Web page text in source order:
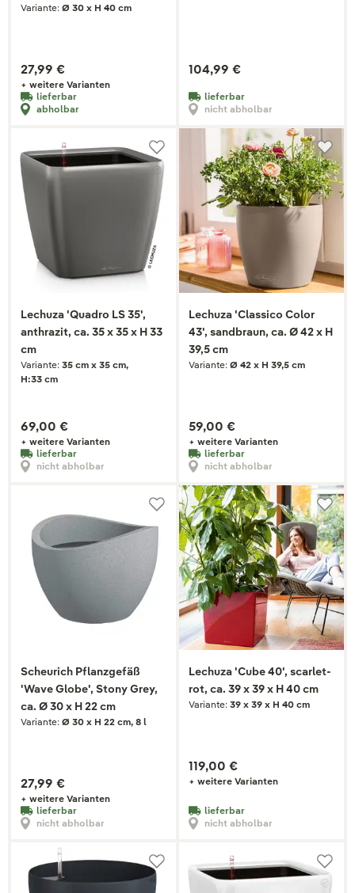
Variante: Ø 30 x H 40 cm
27,99 €
+ weitere Varianten
lieferbar
abholbar
104,99 €
lieferbar
nicht abholbar
Lechuza 'Quadro LS 35',
anthrazit, ca. 35 x 35 x H 33
cm
Variante: 35 cm x 35 cm,
H:33 cm
69,00 €
+ weitere Varianten
lieferbar
nicht abholbar
Lechuza 'Classico Color
43', sandbraun, ca. Ø 42 x H
39,5 cm
Variante: Ø 42 x H 39,5 cm
59,00 €
+ weitere Varianten
lieferbar
nicht abholbar
Scheurich Pflanzgefäß
'Wave Globe', Stony Grey,
ca. Ø 30 x H 22 cm
Variante: Ø 30 x H 22 cm, 8 l
27,99 €
+ weitere Varianten
lieferbar
nicht abholbar
Lechuza 'Cube 40', scarlet-
rot, ca. 39 x 39 x H 40 cm
Variante: 39 x 39 x H 40 cm
119,00 €
+ weitere Varianten
lieferbar
nicht abholbar